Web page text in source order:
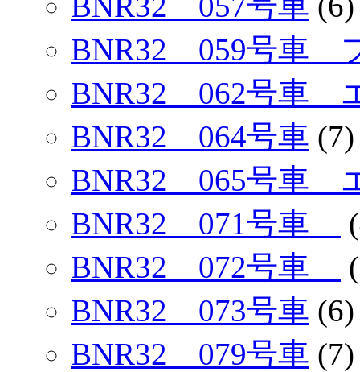
BNR32 059号車
BNR32 062号車
BNR32 064号車 (7)
BNR32 065号車
BNR32 071号車
BNR32 072号車
BNR32 073号車 (6)
BNR32 079号車 (7)